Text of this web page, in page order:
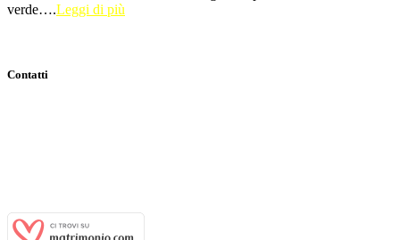
verde….Leggi di più
Contatti